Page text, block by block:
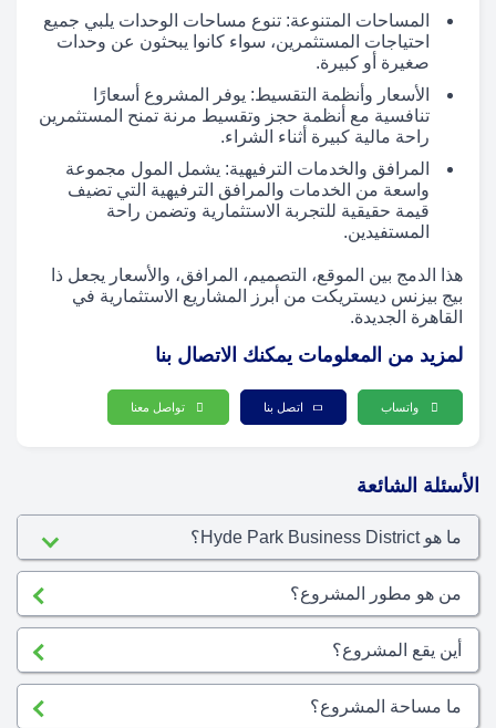
المساحات المتنوعة: تنوع مساحات الوحدات يلبي جميع
احتياجات المستثمرين، سواء كانوا يبحثون عن وحدات
صغيرة أو كبيرة.
الأسعار وأنظمة التقسيط: يوفر المشروع أسعارًا
تنافسية مع أنظمة حجز وتقسيط مرنة تمنح المستثمرين
راحة مالية كبيرة أثناء الشراء.
المرافق والخدمات الترفيهية: يشمل المول مجموعة
واسعة من الخدمات والمرافق الترفيهية التي تضيف
قيمة حقيقية للتجربة الاستثمارية وتضمن راحة
المستفيدين.
هذا الدمج بين الموقع، التصميم، المرافق، والأسعار يجعل ذا
بيج بيزنس ديستريكت من أبرز المشاريع الاستثمارية في
القاهرة الجديدة.
لمزيد من المعلومات يمكنك الاتصال بنا
واتساب اتصل بنا تواصل معنا
الأسئلة الشائعة
ما هو Hyde Park Business District؟
من هو مطور المشروع؟
أين يقع المشروع؟
ما مساحة المشروع؟